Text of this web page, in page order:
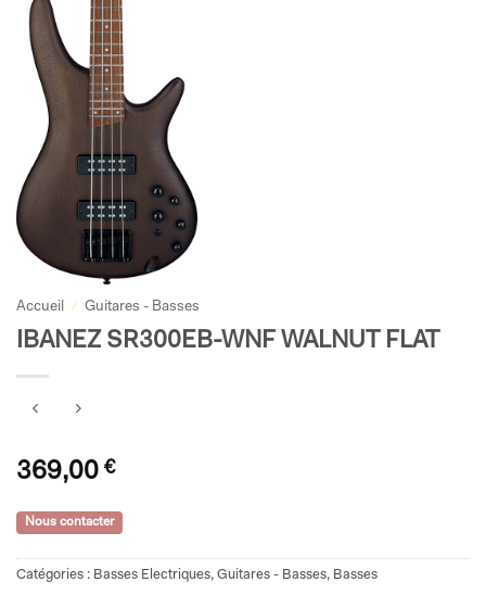
Accueil / Guitares - Basses
IBANEZ SR300EB-WNF WALNUT FLAT
369,00 €
Nous contacter
Catégories : Basses Electriques, Guitares - Basses, Basses